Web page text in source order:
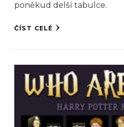
poněkud delší tabulce.
ČÍST CELÉ